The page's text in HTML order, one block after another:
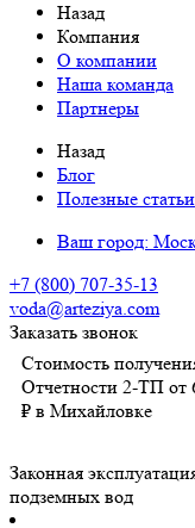
Назад
Компания
О компании
Наша команда
Партнеры
Назад
Блог
Полезные статьи
Ваш город:
+7 (800) 707-35-13
voda@arteziya.com
Заказать звонок
Стоимость
Отчетности 2-ТП от
₽ в Михайловке
Законная
подземных вод